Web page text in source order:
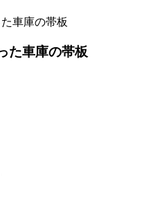
車庫の帯板
た車庫の帯板